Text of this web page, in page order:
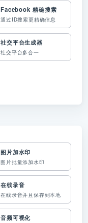
Facebook 精确搜索
通过ID搜索更精确信息
社交平台生成器
社交平台多合一
图片加水印
图片批量添加水印
在线录音
在线录音并且保存到本地
音频可视化